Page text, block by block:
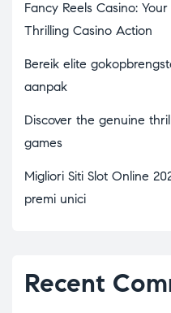
Fancy Reels Casino:
Thrilling Casino Action
Bereik elite
aanpak
Discover the genuine
games
Migliori Siti Slot Online
premi unici
Recent